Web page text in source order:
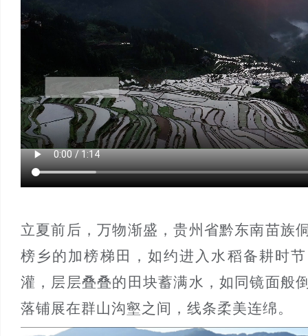
立夏前后，万物渐盛，贵州省黔东南苗族
榜乡的加榜梯田，如约进入水稻备耕时
灌，层层叠叠的田块蓄满水，如同镜面般
落铺展在群山沟壑之间，线条柔美连绵。